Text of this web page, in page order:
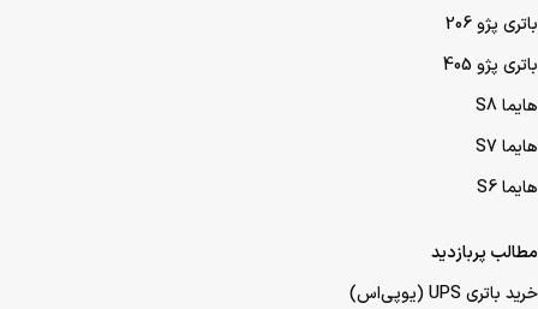
باتری پژو 206
باتری پژو 405
هایما S8
هایما S7
هایما S6
مطالب پربازدید
خرید باتری UPS (یو‌پی‌اس)